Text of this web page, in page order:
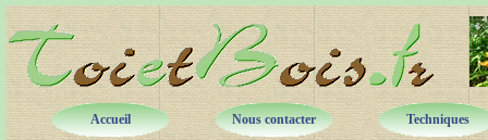
Accueil Nous contacter Techniques